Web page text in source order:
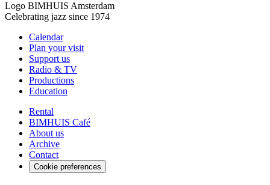
Logo BIMHUIS Amsterdam
Celebrating jazz since 1974
Calendar
Plan your visit
Support us
Radio & TV
Productions
Education
Rental
BIMHUIS Café
About us
Archive
Contact
Cookie preferences